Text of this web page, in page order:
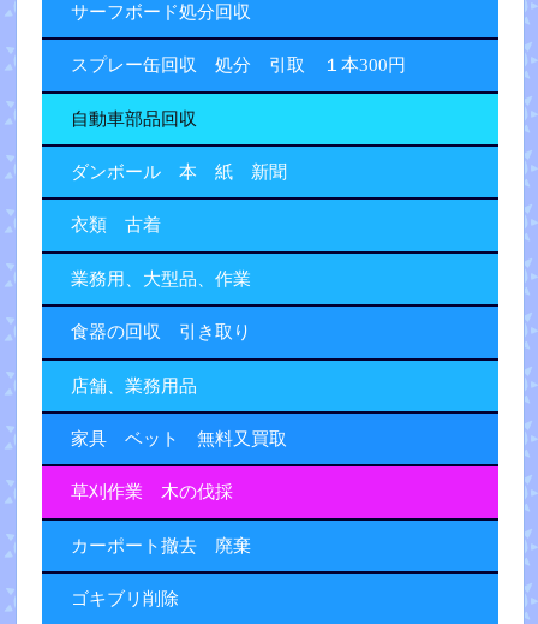
サーフボード処分回収
スプレー缶回収 処分 引取 １本300円
自動車部品回収
ダンボール 本 紙 新聞
衣類 古着
業務用、大型品、作業
食器の回収 引き取り
店舗、業務用品
家具 ベット 無料又買取
草刈作業 木の伐採
カーポート撤去 廃棄
ゴキブリ削除